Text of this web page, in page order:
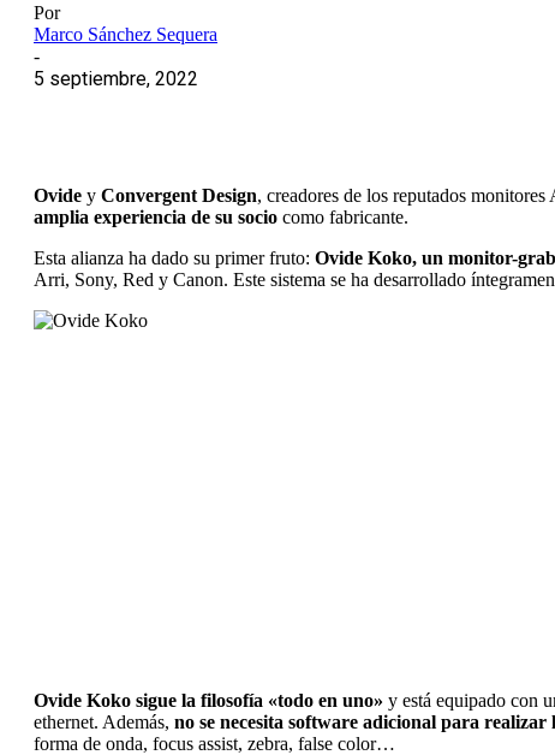
Por
Marco Sánchez Sequera
-
5 septiembre, 2022
Ovide y Convergent Design, creadores de los reputados
amplia experiencia de su socio como fabricante.
Esta alianza ha dado su primer fruto: Ovide Koko, un monitor-
Arri, Sony, Red y Canon. Este sistema se ha desarrollado
Ovide Koko sigue la filosofía «todo en uno» y está equipado con
ethernet. Además, no se necesita software adicional para
forma de onda, focus assist, zebra, false color…